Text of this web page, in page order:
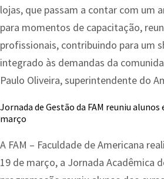
lojas, que passam a contar com um
para momentos de capacitação,
profissionais, contribuindo para um
integrado às demandas da
Paulo Oliveira, superintendente do
Jornada de Gestão da FAM reuniu alunos
março
A FAM – Faculdade de Americana
19 de março, a Jornada Acadêmica